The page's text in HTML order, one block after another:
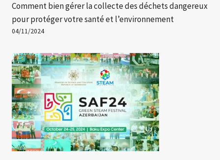
Comment bien gérer la collecte des déchets dangereux
pour protéger votre santé et l’environnement
04/11/2024